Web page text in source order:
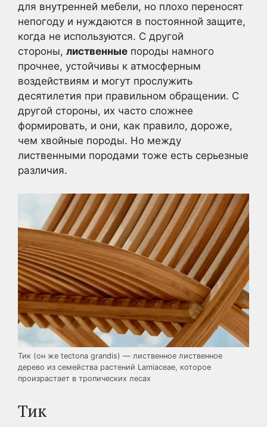
для внутренней мебели, но плохо переносят
непогоду и нуждаются в постоянной защите,
когда не используются. С другой
стороны, лиственные породы намного
прочнее, устойчивы к атмосферным
воздействиям и могут прослужить
десятилетия при правильном обращении. С
другой стороны, их часто сложнее
формировать, и они, как правило, дороже,
чем хвойные породы. Но между
лиственными породами тоже есть серьезные
различия.
Тик (он же tectona grandis) — лиственное лиственное
дерево из семейства растений Lamiaceae, которое
произрастает в тропических лесах
Тик